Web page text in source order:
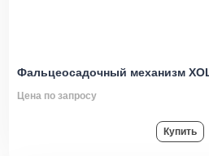
Фальцеосадочный механизм
Цена по запросу
Купить